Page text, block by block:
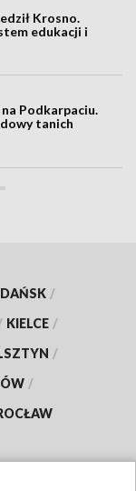
Krosno.
edukacji i
Podkarpaciu.
tanich
/
KIELCE /
/
/